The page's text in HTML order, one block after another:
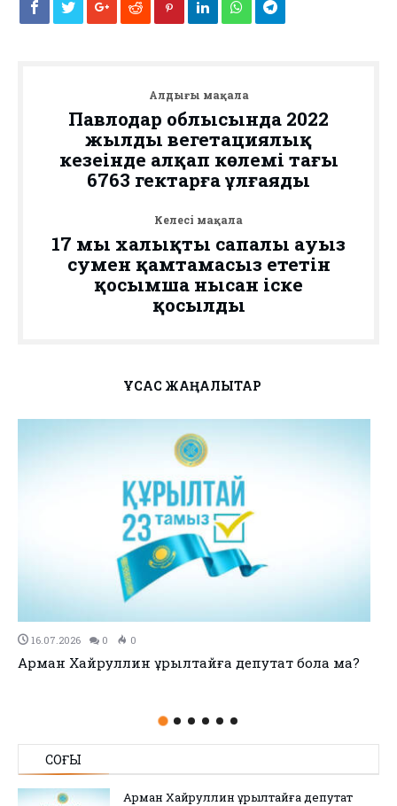
Алдыңғы мақала
Павлодар облысында 2022
жылдың вегетациялық
кезеңінде алқап көлемі тағы
6763 гектарға ұлғаяды
Келесі мақала
17 мың халықты сапалы ауыз
сумен қамтамасыз ететін
қосымша нысан іске
қосылды
ҰҚСАС ЖАҢАЛЫҚТАР
11.07.2026 0 0
no title
СОҢҒЫ
Арман Хайруллин Құрылтайға депутат